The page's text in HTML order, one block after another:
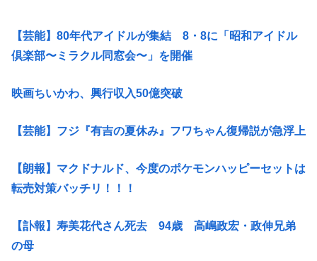
【芸能】80年代アイドルが集結 8・8に「昭和アイドル
倶楽部〜ミラクル同窓会〜」を開催
映画ちいかわ、興行収入50億突破
【芸能】フジ『有吉の夏休み』フワちゃん復帰説が急浮上
【朗報】マクドナルド、今度のポケモンハッピーセットは
転売対策バッチリ！！！
【訃報】寿美花代さん死去 94歳 高嶋政宏・政伸兄弟
の母